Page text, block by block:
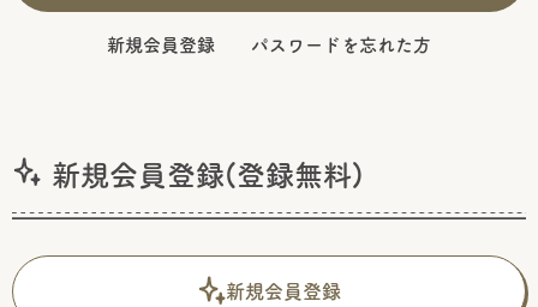
新規会員登録 パスワードを忘れた方
新規会員登録(登録無料)
新規会員登録